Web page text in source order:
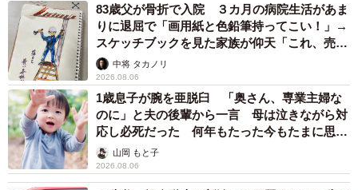
83歳父が骨折で入院 ３カ月の病院生活があま
りに退屈で「画用紙と色鉛筆持ってこい！」→
スケッチブックを見た家族が仰天「これ、売れ
ますよ…」
中将 タカノリ
2026.08.06
1歳息子が腕を亜脱臼 「奥さん、専業主婦な
のに」と夫の後輩から一言 母は泣きながら対
応し必死だった 何年もたった今もたまに思い
出し…山岡 もと子
2026.08.06